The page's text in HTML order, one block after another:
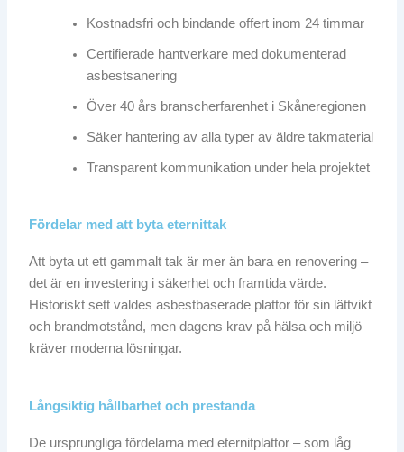
Kostnadsfri och bindande offert inom 24 timmar
Certifierade hantverkare med dokumenterad
asbestsanering
Över 40 års branscherfarenhet i Skåneregionen
Säker hantering av alla typer av äldre takmaterial
Transparent kommunikation under hela projektet
Fördelar med att byta eternittak
Att byta ut ett gammalt tak är mer än bara en renovering –
det är en investering i säkerhet och framtida värde.
Historiskt sett valdes asbestbaserade plattor för sin lättvikt
och brandmotstånd, men dagens krav på hälsa och miljö
kräver moderna lösningar.
Långsiktig hållbarhet och prestanda
De ursprungliga fördelarna med eternitplattor – som låg